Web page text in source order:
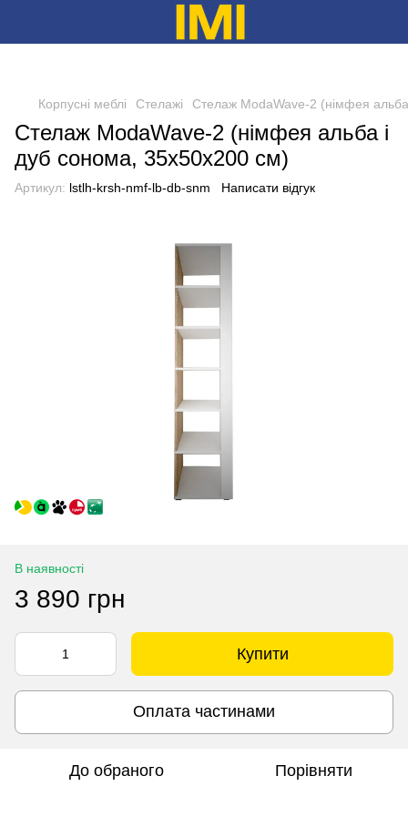
Корпусні меблі Стелажі Стелаж ModaWave-2 (німфея
Стелаж ModaWave-2 (німфея альба і
дуб сонома, 35х50х200 см)
Артикул: lstlh-krsh-nmf-lb-db-snm Написати відгук
В наявності
3 890 грн
Купити
Оплата частинами
До обраного Порівняти